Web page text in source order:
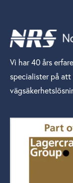
Vi har 40 års
specialister på